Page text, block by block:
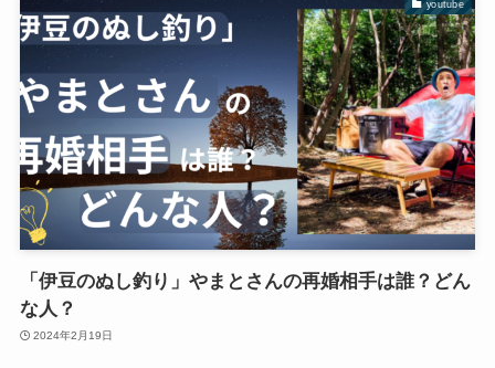
youtube
「伊豆のぬし釣り」やまとさんの再婚相手は誰？どん
な人？
2024年2月19日